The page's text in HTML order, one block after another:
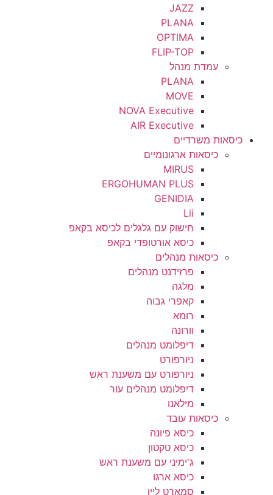
JAZZ
PLANA
OPTIMA
FLIP-TOP
עמדת מנהל
PLANA
MOVE
NOVA Executive
AIR Executive
כיסאות משרדיים
כיסאות ארגונומיים
MIRUS
ERGOHUMAN PLUS
GENIDIA
Lii
חישוק עם גלגלים לכיסא בקאפ
כיסא אורטופדי בקאפ
כיסאות מנהלים
פרזידנט מנהלים
מלגה
קאפרי גבוה
רומא
וורונה
דיפלומט מנהלים
ניורפורט
ניורפורט עם משענת ראש
דיפלומט מנהלים עור
מילאנו
כיסאות עובד
כיסא פיונה
כיסא טקטון
ג'ימיני עם משענת ראש
כיסא ארגו
סמארט ליין